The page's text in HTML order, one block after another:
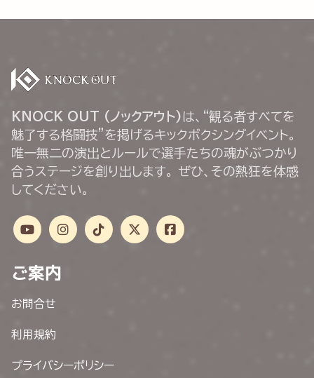
KNOCK OUT (ノックアウト) は、“観る者すべてを
魅了する格闘技”を掲げるキックボクシングイベント。
唯一無二の演出とルールで選手たちの魂がぶつかり
合うステージを創り出します。 ぜひ、その熱狂を体感
してください。
ご案内
お問合せ
利用規約
プライバシーポリシー